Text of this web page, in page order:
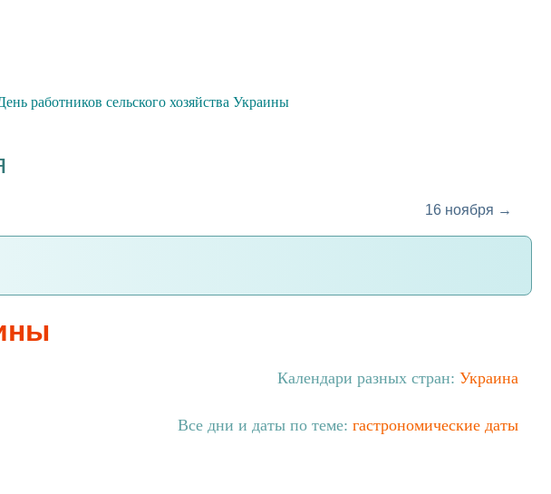
работников сельского хозяйства Украины
16 ноября →
Календари разных стран: Украина
Все дни и даты по теме: гастрономические даты